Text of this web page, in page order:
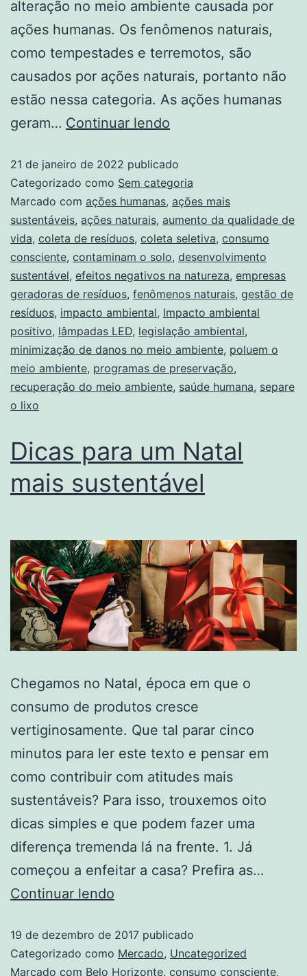
alteração no meio ambiente causada por
ações humanas. Os fenômenos naturais,
como tempestades e terremotos, são
causados por ações naturais, portanto não
estão nessa categoria. As ações humanas
geram… Continuar lendo
21 de janeiro de 2022 publicado
Categorizado como Sem categoria
Marcado com ações humanas, ações mais
sustentáveis, ações naturais, aumento da qualidade de
vida, coleta de resíduos, coleta seletiva, consumo
consciente, contaminam o solo, desenvolvimento
sustentável, efeitos negativos na natureza, empresas
geradoras de resíduos, fenômenos naturais, gestão de
resíduos, impacto ambiental, Impacto ambiental
positivo, lâmpadas LED, legislação ambiental,
minimização de danos no meio ambiente, poluem o
meio ambiente, programas de preservação,
recuperação do meio ambiente, saúde humana, separe
o lixo
Dicas para um Natal
mais sustentável
Chegamos no Natal, época em que o
consumo de produtos cresce
vertiginosamente. Que tal parar cinco
minutos para ler este texto e pensar em
como contribuir com atitudes mais
sustentáveis? Para isso, trouxemos oito
dicas simples e que podem fazer uma
diferença tremenda lá na frente. 1. Já
começou a enfeitar a casa? Prefira as…
Continuar lendo
19 de dezembro de 2017 publicado
Categorizado como Mercado, Uncategorized
Marcado com Belo Horizonte, consumo consciente,